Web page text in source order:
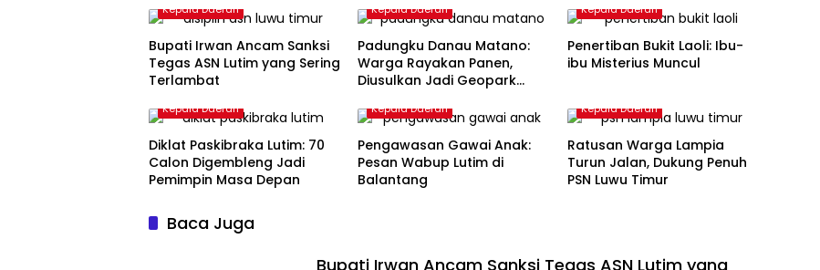
Kepala Daerah
Bupati Irwan Ancam Sanksi
Tegas ASN Lutim yang Sering
Terlambat
Kepala Daerah
Padungku Danau Matano:
Warga Rayakan Panen,
Diusulkan Jadi Geopark
Kepala Daerah
Penertiban Bukit Laoli: Ibu-
ibu Misterius Muncul
Kepala Daerah
Diklat Paskibraka Lutim: 70
Calon Digembleng Jadi
Pemimpin Masa Depan
Kepala Daerah
Pengawasan Gawai Anak:
Pesan Wabup Lutim di
Balantang
Kepala Daerah
Ratusan Warga Lampia
Turun Jalan, Dukung Penuh
PSN Luwu Timur
Baca Juga
Bupati Irwan Ancam Sanksi Tegas ASN Lutim yang